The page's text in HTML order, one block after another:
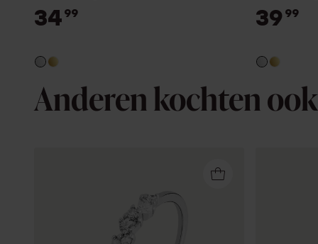
34 99 39 99
Anderen kochten ook